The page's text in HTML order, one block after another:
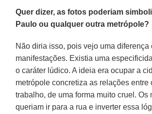
Quer dizer, as fotos poderiam
Paulo ou qualquer outra metrópole?
Não diria isso, pois vejo uma diferença
manifestações. Existia uma
o caráter lúdico. A ideia era ocupar a
metrópole concretiza as relações entre
trabalho, de uma forma muito cruel. Os
queriam ir para a rua e inverter essa